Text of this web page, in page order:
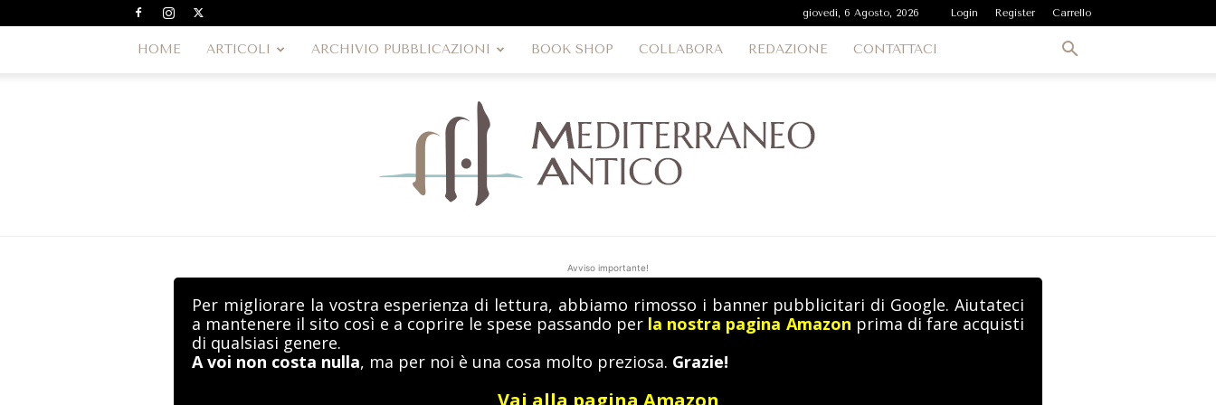
giovedì, 6 Agosto, 2026 Login Register Carrello
HOME ARTICOLI ARCHIVIO PUBBLICAZIONI BOOK SHOP COLLABORA REDAZIONE CONTATTACI
MediterraneoAntico
Avviso importante!
Per migliorare la vostra esperienza di lettura, abbiamo rimosso i banner pubblicitari di Google. Aiutateci
a mantenere il sito così e a coprire le spese passando per la nostra pagina Amazon prima di fare acquisti
di qualsiasi genere.
A voi non costa nulla, ma per noi è una cosa molto preziosa. Grazie!
Vai alla pagina Amazon